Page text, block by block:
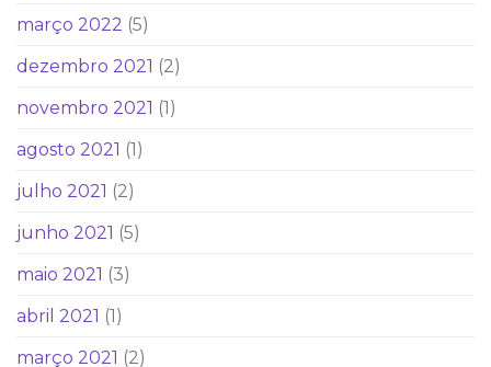
março 2022 (5)
dezembro 2021 (2)
novembro 2021 (1)
agosto 2021 (1)
julho 2021 (2)
junho 2021 (5)
maio 2021 (3)
abril 2021 (1)
março 2021 (2)